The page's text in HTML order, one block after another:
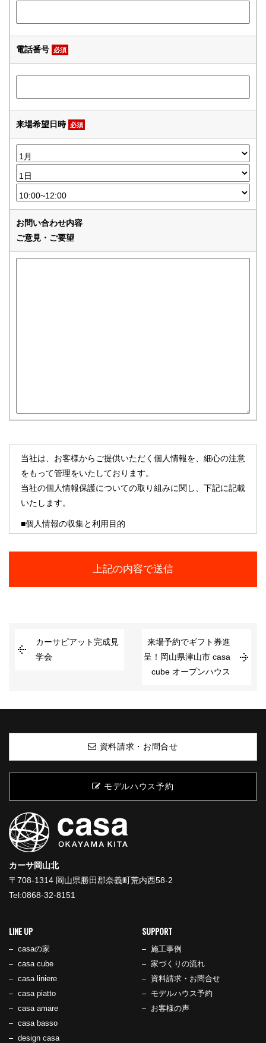
電話番号 必須
来場希望日時 必須
お問い合わせ内容
ご意見・ご要望
当社は、お客様からご提供いただく個人情報を、細心の注意
をもって管理をいたしております。
当社の個人情報保護についての取り組みに関し、下記に記載
いたします。
■個人情報の収集と利用目的
報の収集を行います。
当社は個人情報保護に関する法令を遵守すると共に、お客様
め
各種イベント・セミナーなどのご案内のため。
いたしません。
1）お問い合わせ、またはご要望に対し、適切な回答または
対応をさせていただくためや、契約の責任を果たすため。
3）お客様個人を判別できない状態で開示する場合
5）その他正当な理由のある場合
■個人情報の管理
当社は、お客様の個人情報については適切・慎重に管理する
とともに、外部への漏洩を防止します。
■個人情報の変更・取り消し
除の希望があった場合、お客様本人によるものであるあるこ
とが確認できた場合に限り、合理的な範囲で速やかに対応い
たします。
本プライバシーポリシーの適用範囲は、当サイト内としま
す。
リンク先の第三者のサイトにおける個人情報等の保護につい
カーサピアット完成見
学会
来場予約でギフト券進
呈！岡山県津山市 casa
cube オープンハウス
資料請求・お問合せ
モデルハウス予約
カーサ岡山北
〒708-1314 岡山県勝田郡奈義町荒内西58-2
Tel:0868-32-8151
LINE UP
casaの家
casa cube
casa liniere
casa piatto
casa amare
casa basso
design casa
SUPPORT
施工事例
家づくりの流れ
資料請求・お問合せ
モデルハウス予約
お客様の声